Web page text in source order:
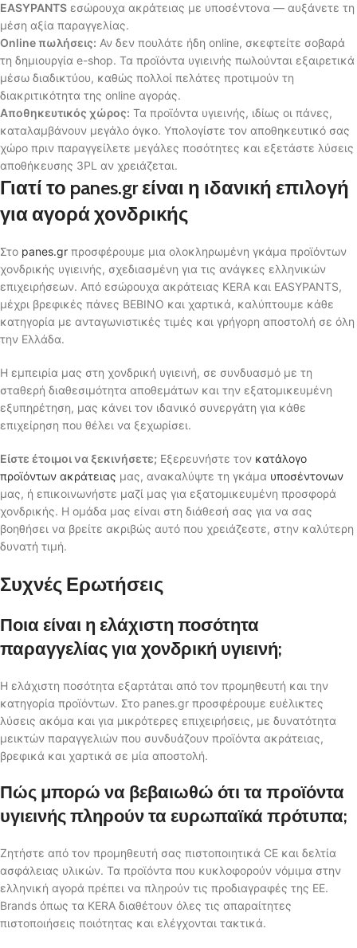
EASYPANTS εσώρουχα ακράτειας με υποσέντονα — αυξάνετε τη
μέση αξία παραγγελίας.
Online πωλήσεις: Αν δεν πουλάτε ήδη online, σκεφτείτε σοβαρά
τη δημιουργία e-shop. Τα προϊόντα υγιεινής πωλούνται εξαιρετικά
μέσω διαδικτύου, καθώς πολλοί πελάτες προτιμούν τη
διακριτικότητα της online αγοράς.
Αποθηκευτικός χώρος: Τα προϊόντα υγιεινής, ιδίως οι πάνες,
καταλαμβάνουν μεγάλο όγκο. Υπολογίστε τον αποθηκευτικό σας
χώρο πριν παραγγείλετε μεγάλες ποσότητες και εξετάστε λύσεις
αποθήκευσης 3PL αν χρειάζεται.
Γιατί το panes.gr είναι η ιδανική επιλογή
για αγορά χονδρικής
Στο panes.gr προσφέρουμε μια ολοκληρωμένη γκάμα προϊόντων
χονδρικής υγιεινής, σχεδιασμένη για τις ανάγκες ελληνικών
επιχειρήσεων. Από εσώρουχα ακράτειας KERA και EASYPANTS,
μέχρι βρεφικές πάνες BEBINO και χαρτικά, καλύπτουμε κάθε
κατηγορία με ανταγωνιστικές τιμές και γρήγορη αποστολή σε όλη
την Ελλάδα.
Η εμπειρία μας στη χονδρική υγιεινή, σε συνδυασμό με τη
σταθερή διαθεσιμότητα αποθεμάτων και την εξατομικευμένη
εξυπηρέτηση, μας κάνει τον ιδανικό συνεργάτη για κάθε
επιχείρηση που θέλει να ξεχωρίσει.
Είστε έτοιμοι να ξεκινήσετε; Εξερευνήστε τον κατάλογο
προϊόντων ακράτειας μας, ανακαλύψτε τη γκάμα υποσέντονων
μας, ή επικοινωνήστε μαζί μας για εξατομικευμένη προσφορά
χονδρικής. Η ομάδα μας είναι στη διάθεσή σας για να σας
βοηθήσει να βρείτε ακριβώς αυτό που χρειάζεστε, στην καλύτερη
δυνατή τιμή.
Συχνές Ερωτήσεις
Ποια είναι η ελάχιστη ποσότητα
παραγγελίας για χονδρική υγιεινή;
Η ελάχιστη ποσότητα εξαρτάται από τον προμηθευτή και την
κατηγορία προϊόντων. Στο panes.gr προσφέρουμε ευέλικτες
λύσεις ακόμα και για μικρότερες επιχειρήσεις, με δυνατότητα
μεικτών παραγγελιών που συνδυάζουν προϊόντα ακράτειας,
βρεφικά και χαρτικά σε μία αποστολή.
Πώς μπορώ να βεβαιωθώ ότι τα προϊόντα
υγιεινής πληρούν τα ευρωπαϊκά πρότυπα;
Ζητήστε από τον προμηθευτή σας πιστοποιητικά CE και δελτία
ασφάλειας υλικών. Τα προϊόντα που κυκλοφορούν νόμιμα στην
ελληνική αγορά πρέπει να πληρούν τις προδιαγραφές της ΕΕ.
Brands όπως τα KERA διαθέτουν όλες τις απαραίτητες
πιστοποιήσεις ποιότητας και ελέγχονται τακτικά.